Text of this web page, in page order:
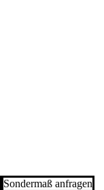
Sondermaß anfragen